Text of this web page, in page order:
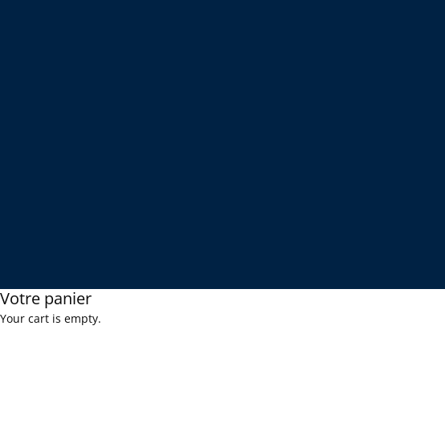
Votre panier
Your cart is empty.